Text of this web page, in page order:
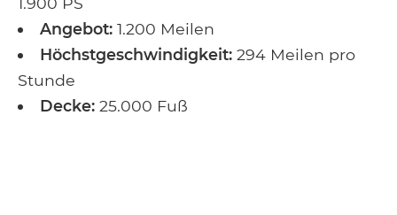
Angebot:1.200 Meilen
Höchstgeschwindigkeit:294 Meilen pro
Stunde
Decke:25.000 Fuß